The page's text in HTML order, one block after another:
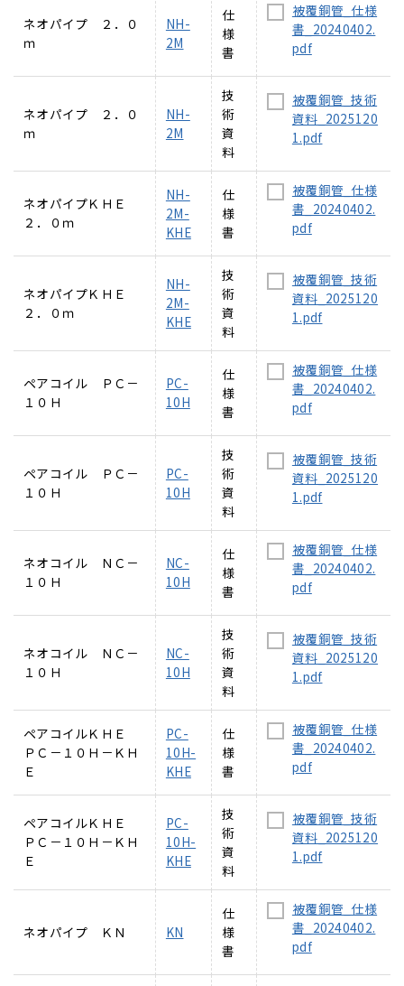
ネオパイプ ２．０
ｍ
NH-
2M
仕
様
書
被覆銅管_仕様
書_20240402.
pdf
ネオパイプ ２．０
ｍ
NH-
2M
技
術
資
料
被覆銅管_技術
資料_2025120
1.pdf
ネオパイプＫＨＥ
２．０ｍ
NH-
2M-
KHE
仕
様
書
被覆銅管_仕様
書_20240402.
pdf
ネオパイプＫＨＥ
２．０ｍ
NH-
2M-
KHE
技
術
資
料
被覆銅管_技術
資料_2025120
1.pdf
ペアコイル ＰＣ－
１０Ｈ
PC-
10H
仕
様
書
被覆銅管_仕様
書_20240402.
pdf
ペアコイル ＰＣ－
１０Ｈ
PC-
10H
技
術
資
料
被覆銅管_技術
資料_2025120
1.pdf
ネオコイル ＮＣ－
１０Ｈ
NC-
10H
仕
様
書
被覆銅管_仕様
書_20240402.
pdf
ネオコイル ＮＣ－
１０Ｈ
NC-
10H
技
術
資
料
被覆銅管_技術
資料_2025120
1.pdf
ペアコイルＫＨＥ
ＰＣ－１０Ｈ－ＫＨ
Ｅ
PC-
10H-
KHE
仕
様
書
被覆銅管_仕様
書_20240402.
pdf
ペアコイルＫＨＥ
ＰＣ－１０Ｈ－ＫＨ
Ｅ
PC-
10H-
KHE
技
術
資
料
被覆銅管_技術
資料_2025120
1.pdf
ネオパイプ ＫＮ KN
仕
様
書
被覆銅管_仕様
書_20240402.
pdf